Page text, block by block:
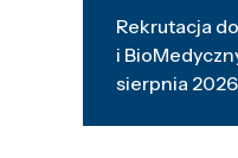
Rekrutacja
i
sierpnia 2026